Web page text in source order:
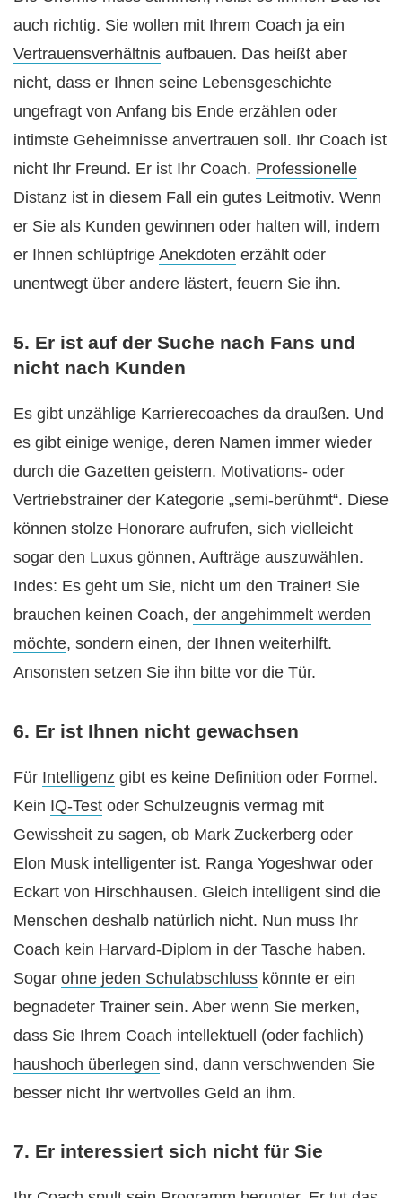
auch richtig. Sie wollen mit Ihrem Coach ja ein
Vertrauensverhältnis aufbauen. Das heißt aber
nicht, dass er Ihnen seine Lebensgeschichte
ungefragt von Anfang bis Ende erzählen oder
intimste Geheimnisse anvertrauen soll. Ihr Coach ist
nicht Ihr Freund. Er ist Ihr Coach. Professionelle
Distanz ist in diesem Fall ein gutes Leitmotiv. Wenn
er Sie als Kunden gewinnen oder halten will, indem
er Ihnen schlüpfrige Anekdoten erzählt oder
unentwegt über andere lästert, feuern Sie ihn.
5. Er ist auf der Suche nach Fans und
nicht nach Kunden
Es gibt unzählige Karrierecoaches da draußen. Und
es gibt einige wenige, deren Namen immer wieder
durch die Gazetten geistern. Motivations- oder
Vertriebstrainer der Kategorie „semi-berühmt“. Diese
können stolze Honorare aufrufen, sich vielleicht
sogar den Luxus gönnen, Aufträge auszuwählen.
Indes: Es geht um Sie, nicht um den Trainer! Sie
brauchen keinen Coach, der angehimmelt werden
möchte, sondern einen, der Ihnen weiterhilft.
Ansonsten setzen Sie ihn bitte vor die Tür.
6. Er ist Ihnen nicht gewachsen
Für Intelligenz gibt es keine Definition oder Formel.
Kein IQ-Test oder Schulzeugnis vermag mit
Gewissheit zu sagen, ob Mark Zuckerberg oder
Elon Musk intelligenter ist. Ranga Yogeshwar oder
Eckart von Hirschhausen. Gleich intelligent sind die
Menschen deshalb natürlich nicht. Nun muss Ihr
Coach kein Harvard-Diplom in der Tasche haben.
Sogar ohne jeden Schulabschluss könnte er ein
begnadeter Trainer sein. Aber wenn Sie merken,
dass Sie Ihrem Coach intellektuell (oder fachlich)
haushoch überlegen sind, dann verschwenden Sie
besser nicht Ihr wertvolles Geld an ihm.
7. Er interessiert sich nicht für Sie